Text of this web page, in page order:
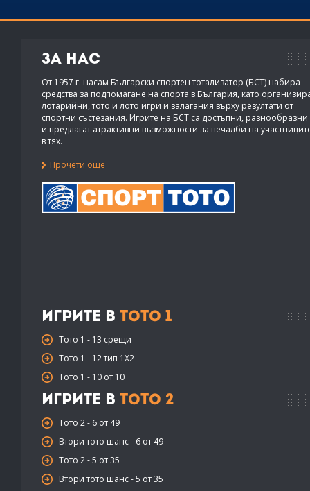
За нас
От 1957 г. насам Български спортен тотализатор (БСТ) набира
средства за подпомагане на спорта в България, като
лотарийни, тото и лото игри и залагания върху резултати от
спортни състезания. Игрите на БСТ са достъпни, разнообразни
и предлагат атрактивни възможности за печалби на
в тях.
Прочети още
Игрите в Тото 1
Тото 1 - 13 срещи
Тото 1 - 12 тип 1X2
Тото 1 - 10 от 10
Игрите в Тото 2
Тото 2 - 6 от 49
Втори тото шанс - 6 от 49
Тото 2 - 5 от 35
Втори тото шанс - 5 от 35